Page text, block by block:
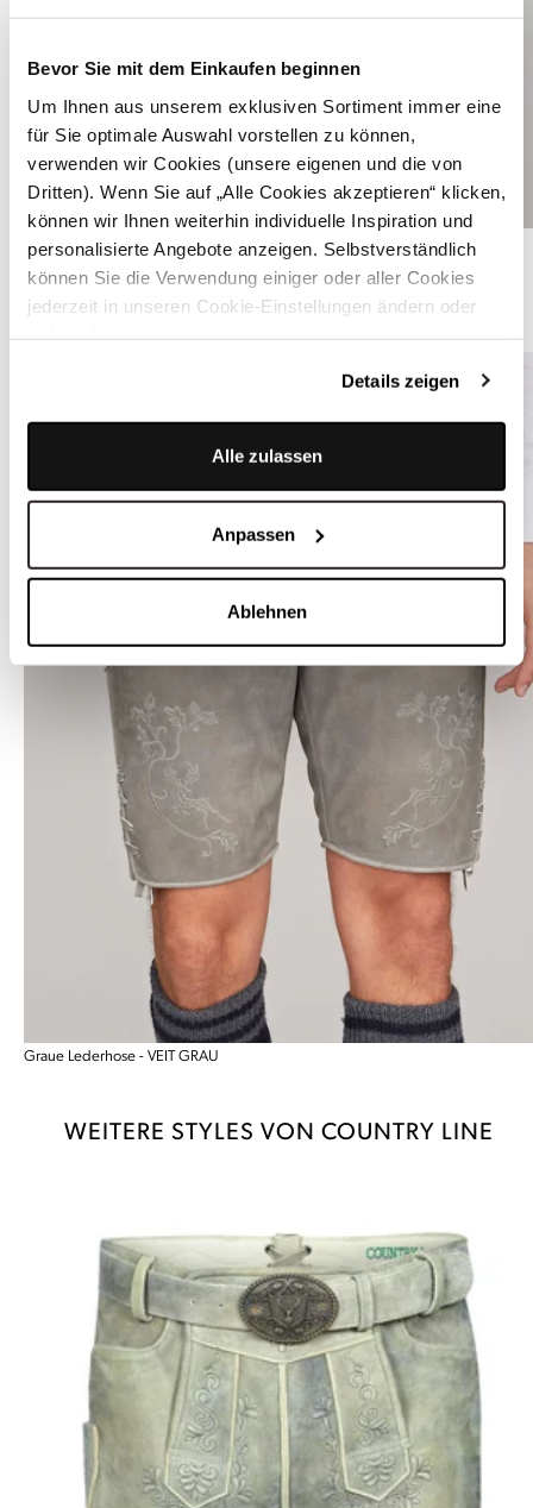
Bevor Sie mit dem Einkaufen beginnen
Um Ihnen aus unserem exklusiven Sortiment immer eine
für Sie optimale Auswahl vorstellen zu können,
verwenden wir Cookies (unsere eigenen und die von
Dritten). Wenn Sie auf „Alle Cookies akzeptieren“ klicken,
können wir Ihnen weiterhin individuelle Inspiration und
personalisierte Angebote anzeigen. Selbstverständlich
können Sie die Verwendung einiger oder aller Cookies
jederzeit in unseren Cookie-Einstellungen ändern oder
Details zeigen
Alle zulassen
Anpassen
Ablehnen
Blaues Trachtenhemd - LENZ TAUBENBLAU
ÄHNLICHE STYLES
Graue Lederhose - VEIT GRAU
WEITERE STYLES VON COUNTRY LINE